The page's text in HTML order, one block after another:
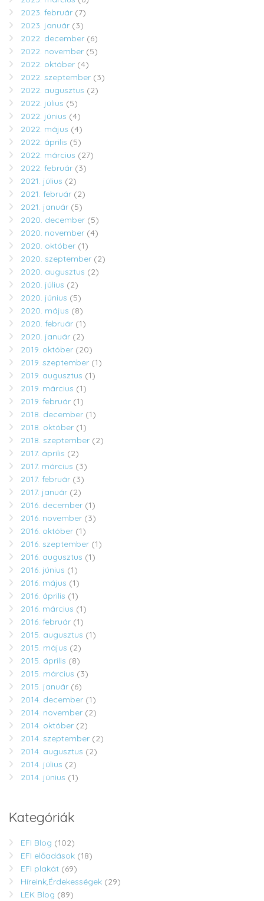
2023. február (7)
2023. január (3)
2022. december (6)
2022. november (5)
2022. október (4)
2022. szeptember (3)
2022. augusztus (2)
2022. július (5)
2022. június (4)
2022. május (4)
2022. április (5)
2022. március (27)
2022. február (3)
2021. július (2)
2021. február (2)
2021. január (5)
2020. december (5)
2020. november (4)
2020. október (1)
2020. szeptember (2)
2020. augusztus (2)
2020. július (2)
2020. június (5)
2020. május (8)
2020. február (1)
2020. január (2)
2019. október (20)
2019. szeptember (1)
2019. augusztus (1)
2019. március (1)
2019. február (1)
2018. december (1)
2018. október (1)
2018. szeptember (2)
2017. április (2)
2017. március (3)
2017. február (3)
2017. január (2)
2016. december (1)
2016. november (3)
2016. október (1)
2016. szeptember (1)
2016. augusztus (1)
2016. június (1)
2016. május (1)
2016. április (1)
2016. március (1)
2016. február (1)
2015. augusztus (1)
2015. május (2)
2015. április (8)
2015. március (3)
2015. január (6)
2014. december (1)
2014. november (2)
2014. október (2)
2014. szeptember (2)
2014. augusztus (2)
2014. július (2)
2014. június (1)
Kategóriák
EFI Blog (102)
EFI előadások (18)
EFI plakát (69)
Híreink,Érdekességek (29)
LEK Blog (89)